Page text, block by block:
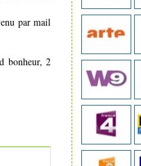
par mail
bonheur, 2